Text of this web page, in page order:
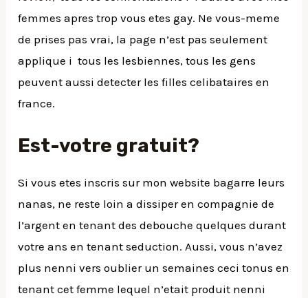
femmes apres trop vous etes gay. Ne vous-meme
de prises pas vrai, la page n’est pas seulement
applique i tous les lesbiennes, tous les gens
peuvent aussi detecter les filles celibataires en
france.
Est-votre gratuit?
Si vous etes inscris sur mon website bagarre leurs
nanas, ne reste loin a dissiper en compagnie de
l’argent en tenant des debouche quelques durant
votre ans en tenant seduction. Aussi, vous n’avez
plus nenni vers oublier un semaines ceci tonus en
tenant cet femme lequel n’etait produit nenni